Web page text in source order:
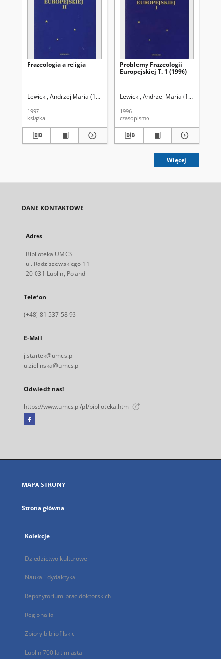
Frazeologia a religia
Lewicki, Andrzej Maria (1934-). Red. Chlebda, Wojciech. Red.
1997
książka
Problemy Frazeologii
Europejskiej T. 1 (1996)
Lewicki, Andrzej Maria (1934-). Red.
1996
czasopismo
Więcej
DANE KONTAKTOWE
Adres
Biblioteka UMCS
ul. Radziszewskiego 11
20-031 Lublin, Poland
Telefon
(+48) 81 537 58 93
E-Mail
j.startek@umcs.pl
u.zielinska@umcs.pl
Odwiedź nas!
https://www.umcs.pl/pl/biblioteka.htm
Facebook
się
karcie
MAPA STRONY
Strona główna
Kolekcje
Dziedzictwo kulturowe
Nauka i dydaktyka
Repozytorium prac doktorskich
Regionalia
Zbiory bibliofilskie
Lublin 700 lat miasta